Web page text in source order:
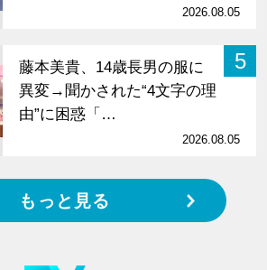
2026.08.05
5
藤本美貴、14歳長男の服に
異変→聞かされた“4文字の理
由”に困惑「…
2026.08.05
もっと見る